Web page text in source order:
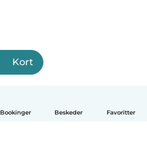
Bookinger Beskeder Favoritter
Kort